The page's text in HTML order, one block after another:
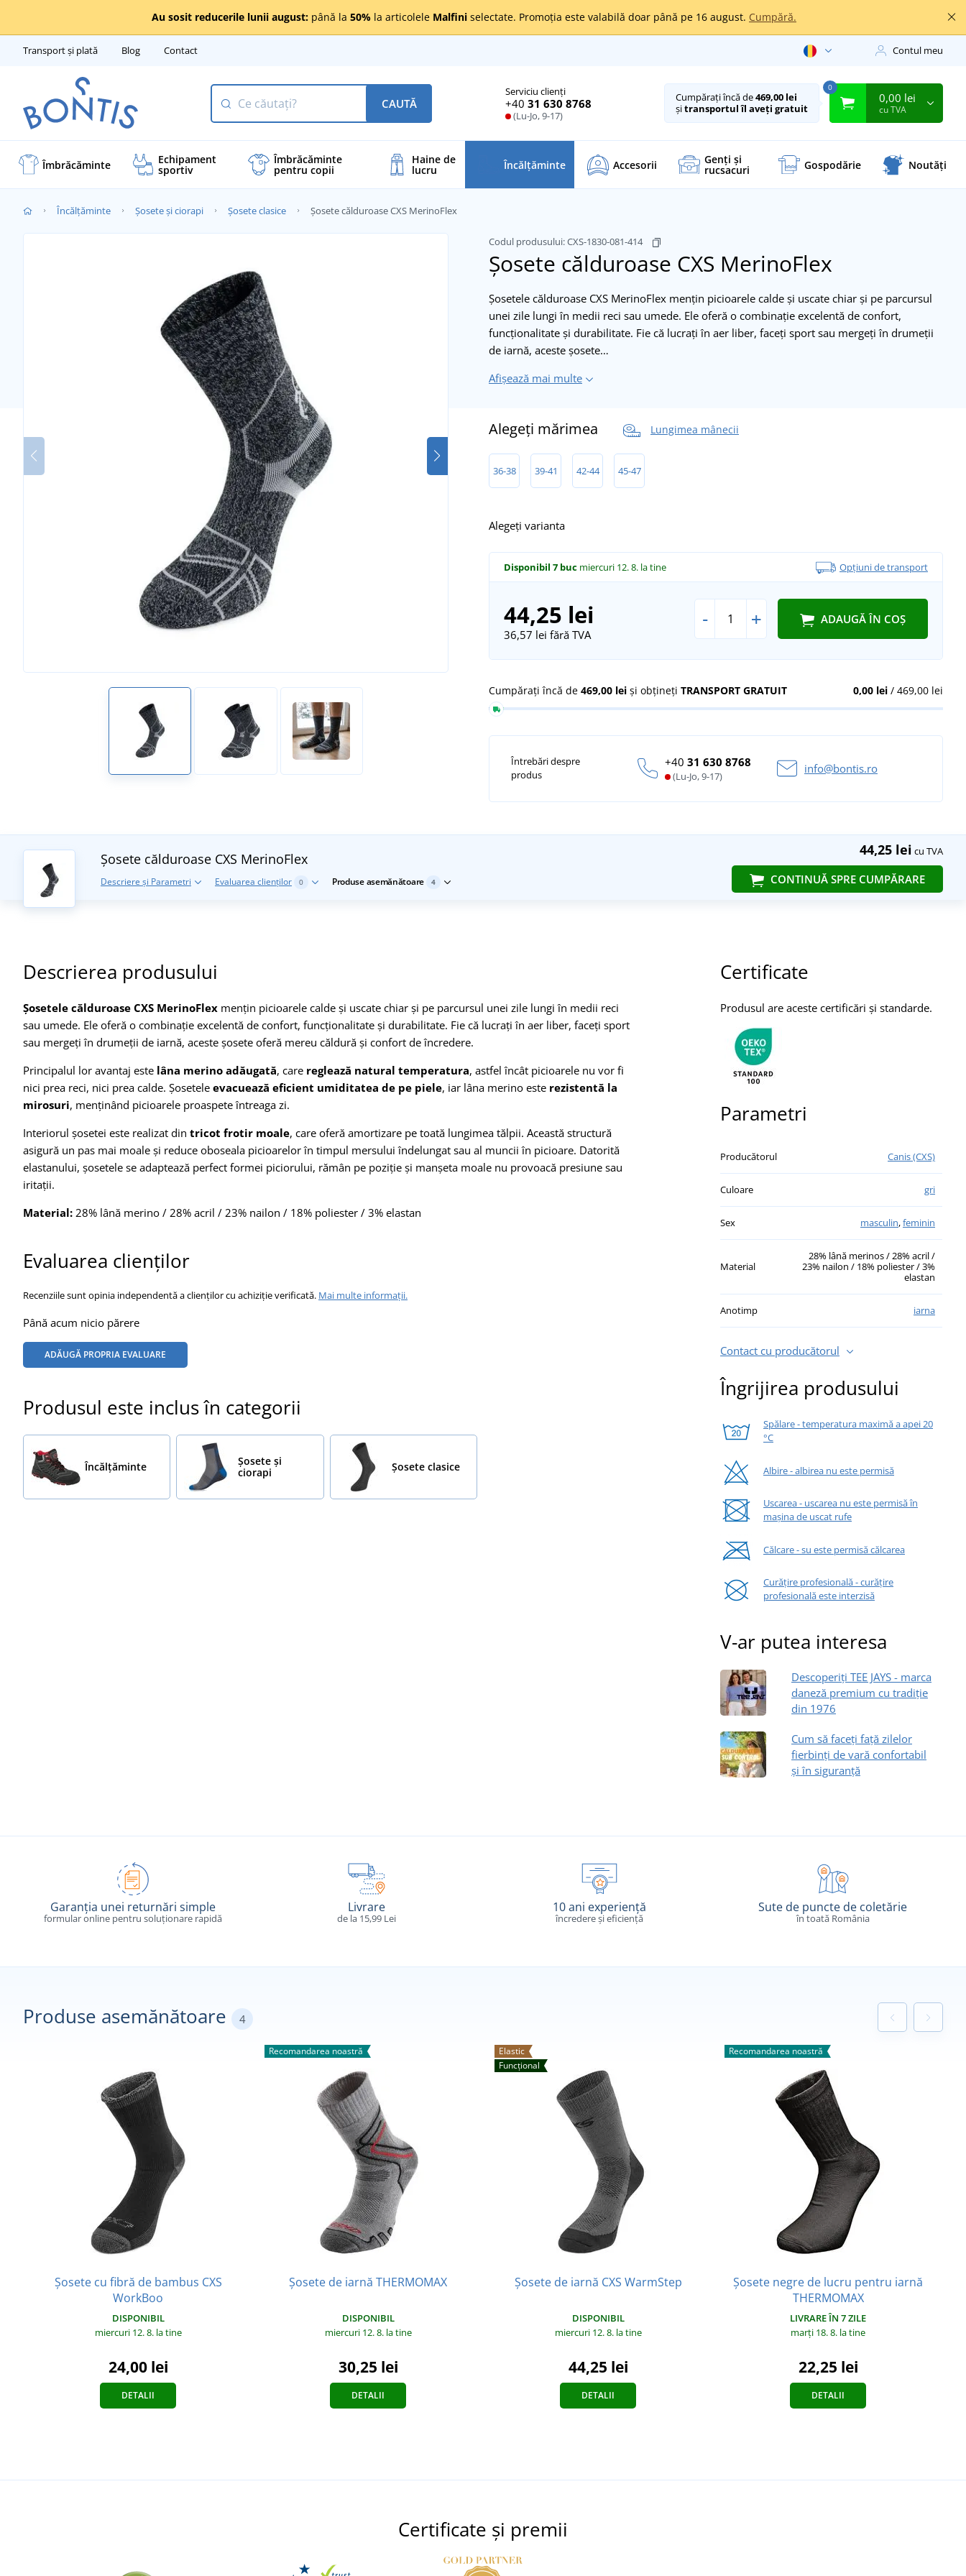
Au sosit reducerile lunii august: până la 50% la articolele Malfini selectate. Promoția este valabilă doar până pe 16 august. Cumpără.
Transport și plată Blog Contact Contul meu
Serviciu clienți
+40 31 630 8768
(Lu-Jo, 9-17)
CAUTĂ Cumpărați încă de469,00 lei
șitransportul îl aveți gratuit
0
0,00 lei
cu TVA
Îmbrăcăminte Echipament
sportiv
Îmbrăcăminte
pentru copii
Haine de
lucru Încălţăminte Accesorii Genți și
rucsacuri Gospodărie Noutăți
Încălţăminte Șosete și ciorapi Șosete clasice Șosete călduroase CXS MerinoFlex
Codul produsului:CXS-1830-081-414
Șosete călduroase CXS MerinoFlex
Șosetele călduroase CXS MerinoFlex mențin picioarele calde și uscate chiar și pe parcursul
unei zile lungi în medii reci sau umede. Ele oferă o combinație excelentă de confort,
funcționalitate și durabilitate. Fie că lucrați în aer liber, faceți sport sau mergeți în drumeții
de iarnă, aceste șosete…
Afișează mai multe
Alegeți mărimea Lungimea mânecii
36-38 39-41 42-44 45-47
Alegeți varianta
Disponibil 7 buc miercuri 12. 8. la tine Opțiuni de transport
44,25 lei
36,57 lei fără TVA
- + ADAUGĂ ÎN COȘ
0,00 lei/ 469,00 lei
Cumpărați încă de 469,00 lei și obțineți TRANSPORT GRATUIT
Întrebări despre
produs
+40 31 630 8768
(Lu-Jo, 9-17)
info@bontis.ro
44,25 lei cu TVA
CONTINUĂ SPRE CUMPĂRARE
Șosete călduroase CXS MerinoFlex
Descriere și Parametri Evaluarea clienților 0 Produse asemănătoare 4
Descrierea produsului
Șosetele călduroase CXS MerinoFlex mențin picioarele calde și uscate chiar și pe parcursul unei zile lungi în medii reci
sau umede. Ele oferă o combinație excelentă de confort, funcționalitate și durabilitate. Fie că lucrați în aer liber, faceți sport
sau mergeți în drumeții de iarnă, aceste șosete oferă mereu căldură și confort de încredere.
Principalul lor avantaj este lâna merino adăugată, care reglează natural temperatura, astfel încât picioarele nu vor fi
nici prea reci, nici prea calde. Șosetele evacuează eficient umiditatea de pe piele, iar lâna merino este rezistentă la
mirosuri, menținând picioarele proaspete întreaga zi.
Interiorul șosetei este realizat din tricot frotir moale, care oferă amortizare pe toată lungimea tălpii. Această structură
asigură un pas mai moale și reduce oboseala picioarelor în timpul mersului îndelungat sau al muncii în picioare. Datorită
elastanului, șosetele se adaptează perfect formei piciorului, rămân pe poziție și manșeta moale nu provoacă presiune sau
iritații.
Material: 28% lână merino / 28% acril / 23% nailon / 18% poliester / 3% elastan
Evaluarea clienților
Recenziile sunt opinia independentă a clienților cu achiziție verificată. Mai multe informații.
Până acum nicio părere
ADĂUGĂ PROPRIA EVALUARE
Produsul este inclus în categorii
Încălţăminte
Șosete și
ciorapi
Șosete clasice
Certificate
Produsul are aceste certificări și standarde.
Parametri
Producătorul Canis (CXS)
Culoare gri
Sex masculin,feminin
Material
28% lână merinos / 28% acril /
23% nailon / 18% poliester / 3%
elastan
Anotimp iarna
Contact cu producătorul
Îngrijirea produsului
Spălare - temperatura maximă a apei 20
°C
Albire - albirea nu este permisă
Uscarea - uscarea nu este permisă în
mașina de uscat rufe
Călcare - su este permisă călcarea
Curățire profesională - curățire
profesională este interzisă
V-ar putea interesa
Descoperiți TEE JAYS - marca
daneză premium cu tradiție
din 1976
Cum să faceți față zilelor
fierbinți de vară confortabil
și în siguranță
Garanția unei returnări simple
formular online pentru soluționare rapidă
Livrare
de la 15,99 Lei
10 ani experiență
încredere și eficiență
Sute de puncte de coletărie
în toată România
Produse asemănătoare 4
Șosete cu fibră de bambus CXS
WorkBoo
DISPONIBIL
miercuri 12. 8. la tine
24,00 lei
DETALII
Recomandarea noastră
Șosete de iarnă THERMOMAX
DISPONIBIL
miercuri 12. 8. la tine
30,25 lei
DETALII
Elastic
Funcțional
Șosete de iarnă CXS WarmStep
DISPONIBIL
miercuri 12. 8. la tine
44,25 lei
DETALII
Recomandarea noastră
Șosete negre de lucru pentru iarnă
THERMOMAX
LIVRARE ÎN 7 ZILE
marți 18. 8. la tine
22,25 lei
DETALII
Certificate și premii